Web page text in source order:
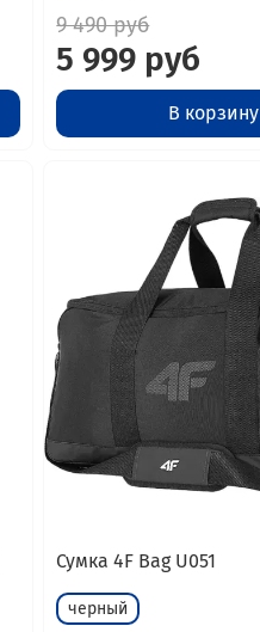
9 490 руб
5 999 руб
В корзину
Сумка 4F Bag U051
черный